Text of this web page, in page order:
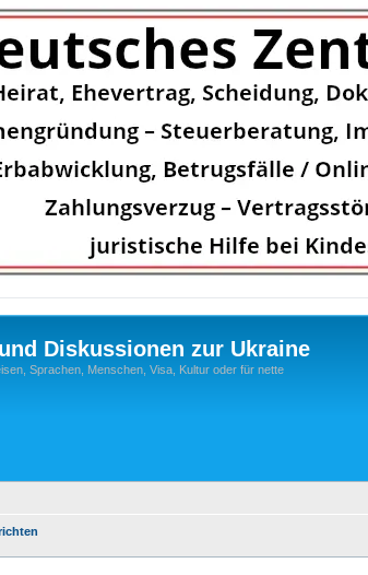
Diskussionen zur Ukraine
Sprachen, Menschen, Visa, Kultur oder für nette